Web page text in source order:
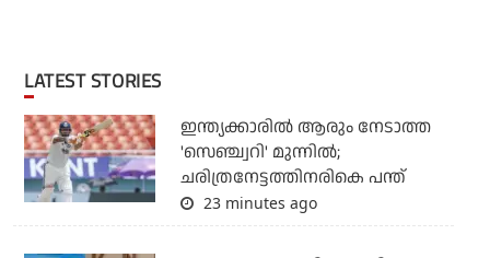
LATEST STORIES
ഇന്ത്യക്കാരില്‍ ആരും നേടാത്ത
'സെഞ്ച്വറി' മുന്നില്‍;
ചരിത്രനേട്ടത്തിനരികെ പന്ത്
23 minutes ago